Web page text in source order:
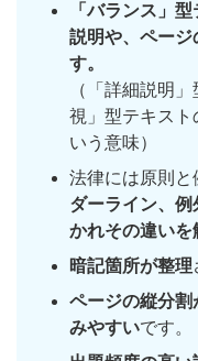
「バランス」
説明や、ペー
す。
（「詳細説明
視」型テキスト
いう意味）
法律には原則と
ダーライン、例
かれその違いを
暗記箇所が整理
ページの縦分
みやすいです。